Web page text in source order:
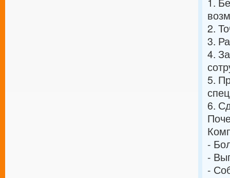
2.
3.
4.
5.
6.
-
-
-